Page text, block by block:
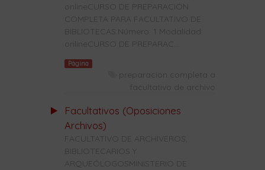
onlineCURSO DE PREPARACIÓN
COMPLETA PARA FACULTATIVO DE
BIBLIOTECAS:Número: 1 Modalidad:
onlineCURSO DE PREPARAC...
Página
preparacion completa a
facultativo de archivo
Facultativos (Oposiciones
Archivos)
FACULTATIVO DE ARCHIVEROS,
BIBLIOTECARIOS Y
ARQUEÓLOGOSMINISTERIO DE